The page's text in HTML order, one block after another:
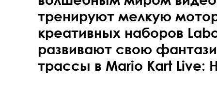
тренируют мелкую
креативных наборов
развивают свою
трассы в Mario Kart Live: